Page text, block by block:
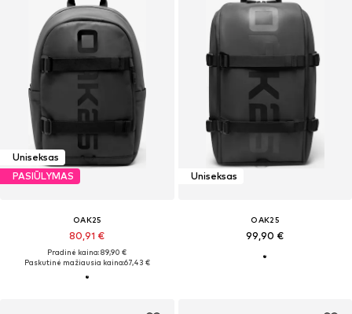
Uniseksas
PASIŪLYMAS
OAK25
80,91 €
Pradinė kaina: 89,90 €
Paskutinė mažiausia kaina:67,43 €
Uniseksas
OAK25
99,90 €